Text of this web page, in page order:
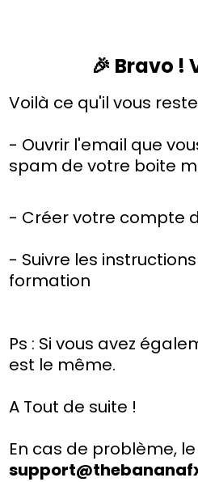
🎉 Bravo
Voilà ce qu'il vous
- Ouvrir l'email que
spam de votre boite
- Créer votre compte
- Suivre les
formation
Ps : Si vous avez
est le même.
A Tout de suite !
En cas de problème,